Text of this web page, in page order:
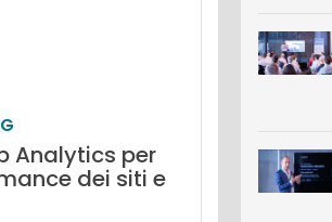
Analytics per
dei siti e